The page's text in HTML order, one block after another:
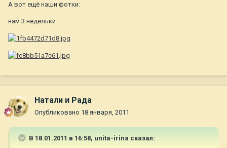
А вот ещё наши фотки:
нам 3 недельки
Натали и Рада
Опубликовано 18 января, 2011
В 18.01.2011 в 16:58, unita-irina сказал: